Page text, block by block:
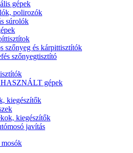
gépek
polirozók
súrolók
szőnyeg és kárpittisztítók
szőnyegtisztító
gépek
kiegészítők
kiegészítők
javítás
mosók